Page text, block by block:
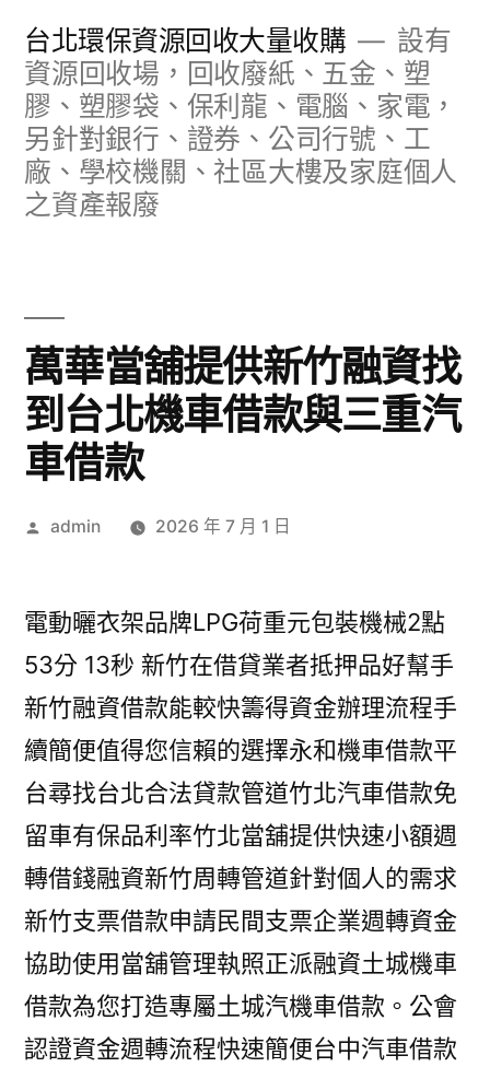
台北環保資源回收大量收購
設有
資源回收場，回收廢紙、五金、塑
膠、塑膠袋、保利龍、電腦、家電，
另針對銀行、證券、公司行號、工
廠、學校機關、社區大樓及家庭個人
之資產報廢
萬華當舖提供新竹融資找
到台北機車借款與三重汽
車借款
作
admin 2026 年 7 月 1 日
電動曬衣架品牌LPG荷重元包裝機械2點
53分 13秒 新竹在借貸業者抵押品好幫手
新竹融資借款能較快籌得資金辦理流程手
續簡便值得您信賴的選擇永和機車借款平
台尋找台北合法貸款管道竹北汽車借款免
留車有保品利率竹北當舖提供快速小額週
轉借錢融資新竹周轉管道針對個人的需求
新竹支票借款申請民間支票企業週轉資金
協助使用當舖管理執照正派融資土城機車
借款為您打造專屬土城汽機車借款。公會
認證資金週轉流程快速簡便台中汽車借款